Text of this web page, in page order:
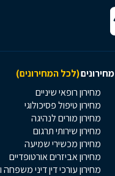
מחירונים(לכל המחירונים)
מחירון רופאי שיניים
מחירון טיפול פסיכולוגי
מחירון מורים לנהיגה
מחירון שירותי תרגום
מחירון מכשירי שמיעה
מחירון אביזרים אורטופדיים
מחירון עורכי דין דיני משפחה